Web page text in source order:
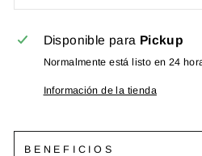
Disponible para Pickup
Normalmente está listo en 24
Información de la tienda
BENEFICIOS